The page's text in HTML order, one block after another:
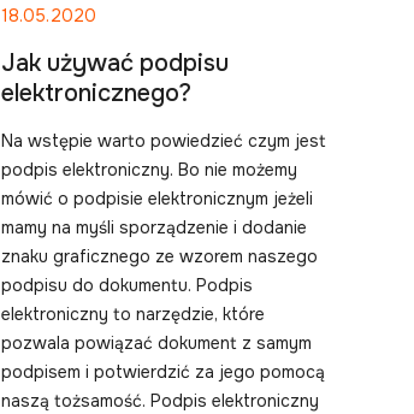
18.05.2020
Jak używać podpisu
elektronicznego?
Na wstępie warto powiedzieć czym jest
podpis elektroniczny. Bo nie możemy
mówić o podpisie elektronicznym jeżeli
mamy na myśli sporządzenie i dodanie
znaku graficznego ze wzorem naszego
podpisu do dokumentu. Podpis
elektroniczny to narzędzie, które
pozwala powiązać dokument z samym
podpisem i potwierdzić za jego pomocą
naszą tożsamość. Podpis elektroniczny